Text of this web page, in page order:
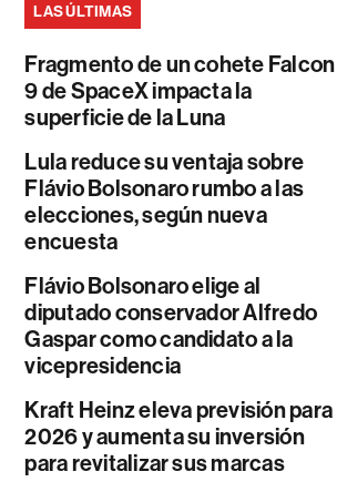
LAS ÚLTIMAS
Fragmento de un cohete Falcon
9 de SpaceX impacta la
superficie de la Luna
Lula reduce su ventaja sobre
Flávio Bolsonaro rumbo a las
elecciones, según nueva
encuesta
Flávio Bolsonaro elige al
diputado conservador Alfredo
Gaspar como candidato a la
vicepresidencia
Kraft Heinz eleva previsión para
2026 y aumenta su inversión
para revitalizar sus marcas